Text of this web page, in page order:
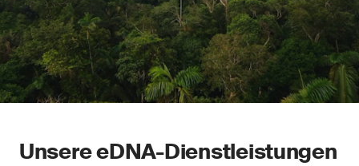
Unsere eDNA-Dienstleistungen